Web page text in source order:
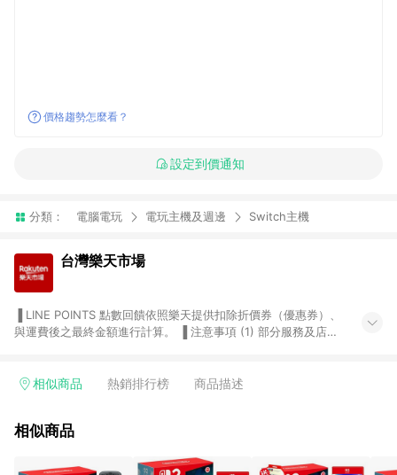
價格趨勢怎麼看？
設定到價通知
分類： 電腦電玩 電玩主機及週邊 Switch主機
台灣樂天市場
與運費後之最終金額進行計算。 ▐ 注意事項 (1) 部分服務及店家
Smart mobile、神腦生活、JS巨盛、樂天KOBO電子書，請詳閱
台灣樂天市場，並在同一瀏覽器於24小時內結帳，才享有 LINE
市場 45 天內完成訂單出貨及結帳，則不符合贈點資格。 (4) 如
相似商品 熱銷排行榜 商品描述
相似商品